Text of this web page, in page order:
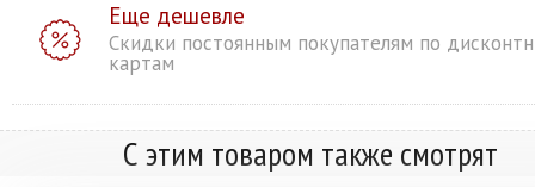
Еще дешевле
Скидки постоянным покупателям по
картам
С этим товаром также смотрят